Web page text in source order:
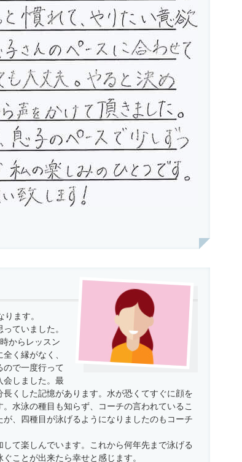
ます。
ていました。
からレッスン
く縁がなく、
ので一度行って
会しました。最
くした記憶があります。水が恐くてすぐに顔を
水泳の種目も知らず、コーチの言われているこ
、四種目が泳げるようになりましたのもコーチ
て楽しんでいます。これから何年先まで泳げる
ことが出来たら幸せと感じます。